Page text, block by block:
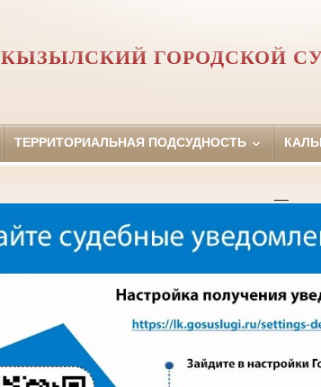
КЫЗЫЛСКИЙ ГОРОДСКОЙ
ТЕРРИТОРИАЛЬНАЯ ПОДСУДНОСТЬ